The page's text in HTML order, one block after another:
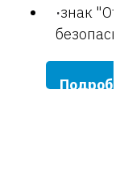
знак